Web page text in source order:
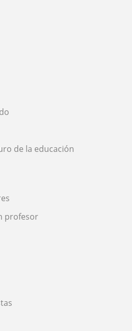
de la educación
profesor